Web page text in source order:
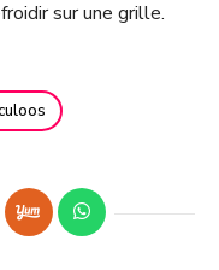
sur une grille.